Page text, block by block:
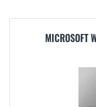
MICROSOFT